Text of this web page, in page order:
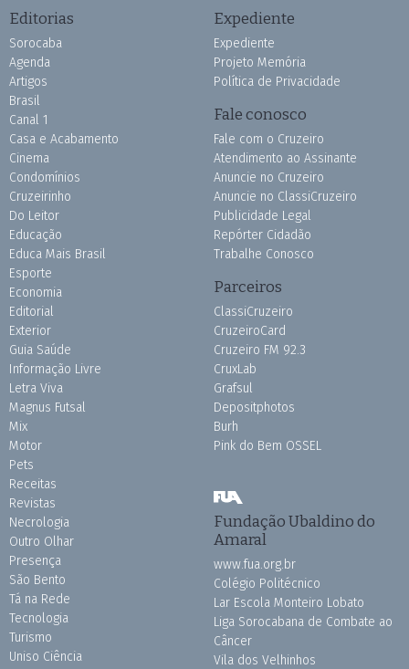
Editorias
Sorocaba
Agenda
Artigos
Brasil
Canal 1
Casa e Acabamento
Cinema
Condomínios
Cruzeirinho
Do Leitor
Educação
Educa Mais Brasil
Esporte
Economia
Editorial
Exterior
Guia Saúde
Informação Livre
Letra Viva
Magnus Futsal
Mix
Motor
Pets
Receitas
Revistas
Necrologia
Outro Olhar
Presença
São Bento
Tá na Rede
Tecnologia
Turismo
Uniso Ciência
Expediente
Expediente
Projeto Memória
Política de Privacidade
Fale conosco
Fale com o Cruzeiro
Atendimento ao Assinante
Anuncie no Cruzeiro
Anuncie no ClassiCruzeiro
Publicidade Legal
Repórter Cidadão
Trabalhe Conosco
Parceiros
ClassiCruzeiro
CruzeiroCard
Cruzeiro FM 92.3
CruxLab
Grafsul
Depositphotos
Burh
Pink do Bem OSSEL
Fundação Ubaldino do
Amaral
www.fua.org.br
Colégio Politécnico
Lar Escola Monteiro Lobato
Liga Sorocabana de Combate ao
Câncer
Vila dos Velhinhos